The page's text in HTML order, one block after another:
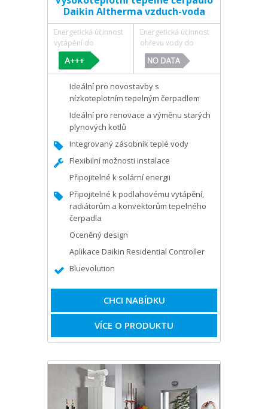
Daikin Altherma vzduch-voda
Energetická účinnost
vytápění do
Energetická účinnost
ohřevu vody do
Ideální pro novostavby s
nízkoteplotním tepelným čerpadlem
Ideální pro renovace a výměnu starých
plynových kotlů
Integrovaný zásobník teplé vody
Flexibilní možnosti instalace
Připojitelné k solární energii
Připojitelné k podlahovému vytápění,
radiátorům a konvektorům tepelného
čerpadla
Oceněný design
Aplikace Daikin Residential Controller
Bluevolution
CHCI NABÍDKU
VÍCE O PRODUKTU